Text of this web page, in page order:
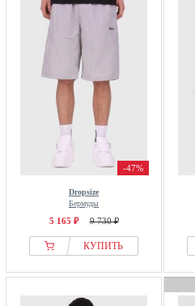
-47%
Dropsize
Бермуды
5 165 ₽ 9 730 ₽
КУПИТЬ